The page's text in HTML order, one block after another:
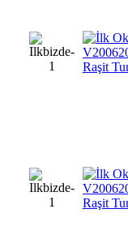
Raşit
Raşit